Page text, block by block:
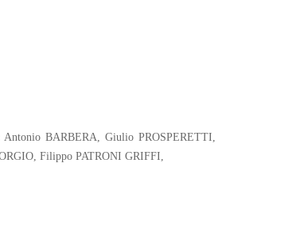
BARBERA, Giulio PROSPERETTI,
Filippo PATRONI GRIFFI,